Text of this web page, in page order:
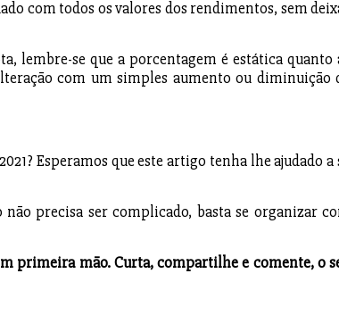
com todos os valores dos rendimentos, sem
lembre-se que a porcentagem é estática quanto
com um simples aumento ou diminuição
Esperamos que este artigo tenha lhe ajudado a
precisa ser complicado, basta se organizar
primeira mão. Curta, compartilhe e comente, o